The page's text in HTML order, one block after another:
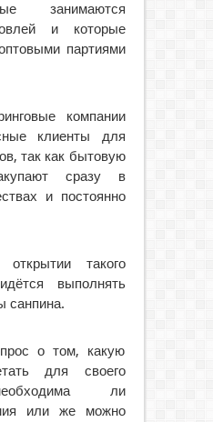
занимаются
и которые
партиями
компании
клиенты для
так как бытовую
сразу в
и постоянно
такого
выполнять
санпина.
о том, какую
для своего
ли
или же можно